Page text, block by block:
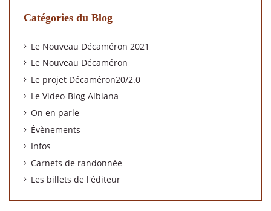
Catégories du Blog
Le Nouveau Décaméron 2021
Le Nouveau Décaméron
Le projet Décaméron20/2.0
Le Video-Blog Albiana
On en parle
Évènements
Infos
Carnets de randonnée
Les billets de l'éditeur